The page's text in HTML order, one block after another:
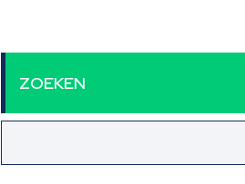
ZOEKEN